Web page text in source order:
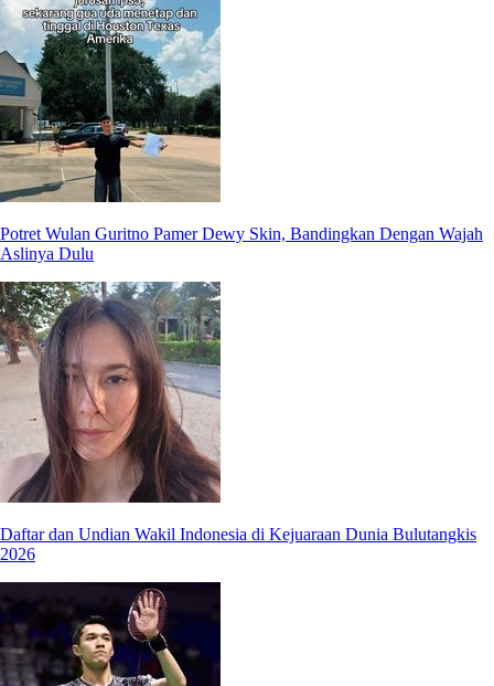
Potret Wulan Guritno Pamer Dewy Skin, Bandingkan Dengan Wajah
Aslinya Dulu
Daftar dan Undian Wakil Indonesia di Kejuaraan Dunia Bulutangkis
2026